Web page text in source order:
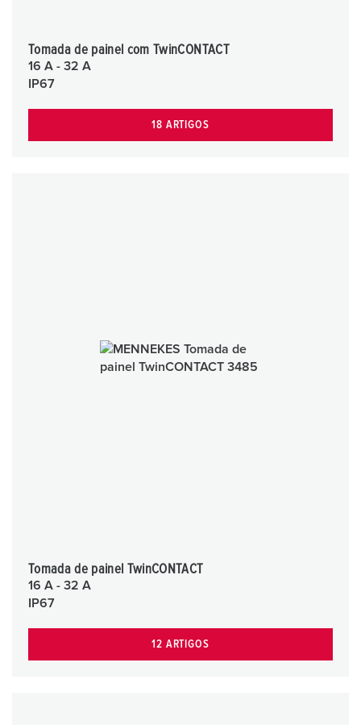
Tomada de painel com TwinCONTACT
16 A - 32 A
IP67
18 ARTIGOS
Tomada de painel TwinCONTACT
16 A - 32 A
IP67
12 ARTIGOS